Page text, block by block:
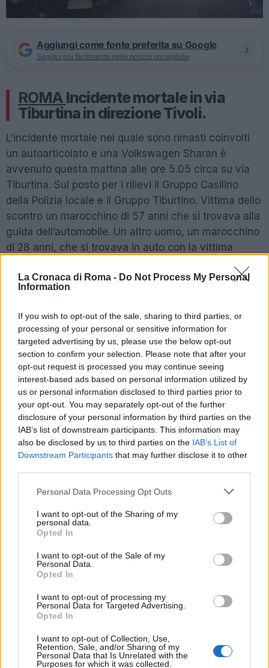
La Cronaca di Roma - Do Not Process My Personal
Information
If you wish to opt-out of the sale, sharing to third parties, or
processing of your personal or sensitive information for
targeted advertising by us, please use the below opt-out
section to confirm your selection. Please note that after your
opt-out request is processed you may continue seeing
interest-based ads based on personal information utilized by
us or personal information disclosed to third parties prior to
your opt-out. You may separately opt-out of the further
disclosure of your personal information by third parties on the
IAB’s list of downstream participants. This information may
also be disclosed by us to third parties on the IAB’s List of
Downstream Participants that may further disclose it to other
Please note that this website/app uses one or more Google
not limited to your visit or usage behaviour. You may click to
grant or deny consent to Google and its third-party tags to
use your data for below specified purposes in below Google
consent section.
Personal Data Processing Opt Outs
I want to opt-out of the Sharing of my
personal data.
Opted In
I want to opt-out of the Sale of my
Personal Data.
Opted In
I want to opt-out of processing my
Personal Data for Targeted Advertising.
Opted In
I want to opt-out of Collection, Use,
Retention, Sale, and/or Sharing of my
Personal Data that Is Unrelated with the
Purposes for which it was collected.
Aggiungi come fonte preferita su Google
Seguici più facilmente nelle notizie consigliate
ROMA Incidente mortale in via
Tiburtina in direzione Tivoli.
L’incidente mortale nel quale sono rimasti coinvolti
un autoarticolato e una Volkswagen Sharan è
avvenuto questa mattina alle ore 5.05 circa su via
Tiburtina. Sul posto per i rilievi il Gruppo Casilino
della Polizia locale e il Gruppo Tiburtino. Vittima dello
scontro un marocchino di 57 anni che si trovava alla
guida dell’automobile. Un altro uomo, un marocchino
di 28 anni, che si trovava in auto con la vittima
Pertini.
SEGUICI SU TWITTER
Precedente
ROMA ANTICA La
Festa di San
Valentino
Successiva
MONTEFIASCONE
La ‘Festa Di
Carnevale’
POTREBBE INTERESSARTI
Ultim’ora, Roma Tiburtina,
5 anni fa
Velletri, incidente sul lavoro:
perde la vita un operaio
incidente mortale
ARTICOLI CORRELATI